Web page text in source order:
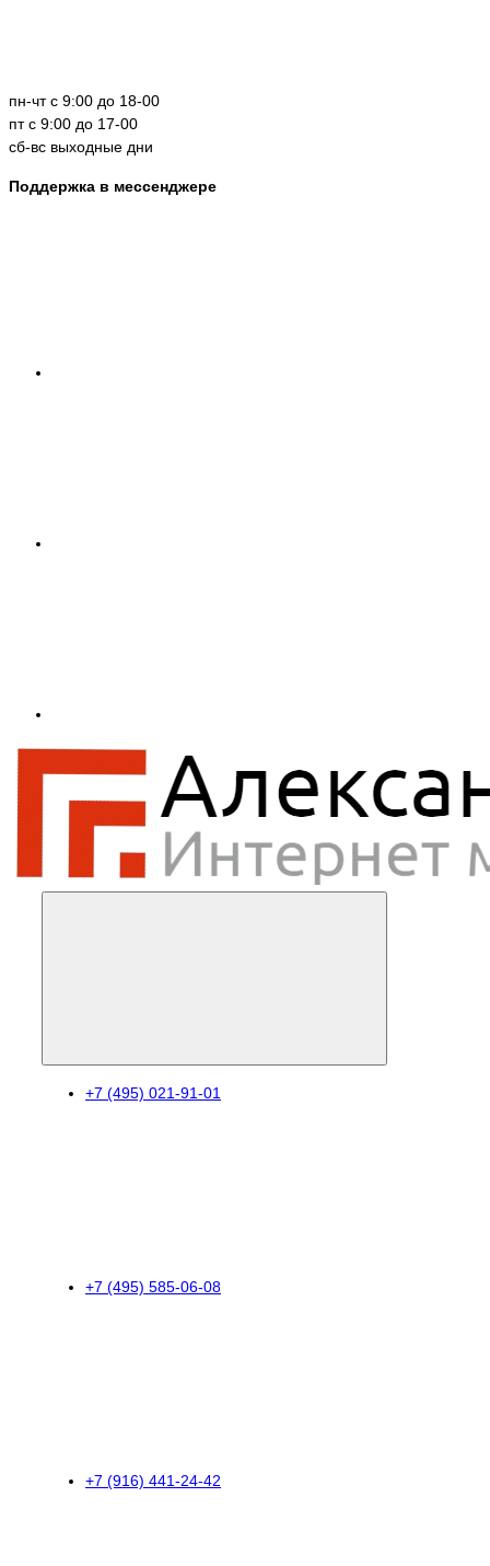
пн-чт с 9:00 до 18-00
пт с 9:00 до 17-00
сб-вс выходные дни
Поддержка в мессенджере
+7 (495) 021-91-01
+7 (495) 585-06-08
+7 (916) 441-24-42